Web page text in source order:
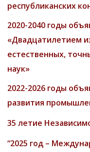
республиканских
2020-2040 годы
«Двадцатилетием
естественных,
наук»
2022-2026 годы
развития
35 летие
“2025 год –